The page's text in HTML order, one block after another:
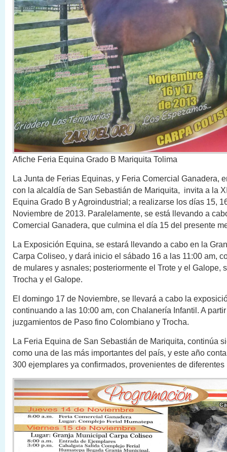
Afiche Feria Equina Grado B Mariquita Tolima
La Junta de Ferias Equinas, y Feria Comercial Ganadera,
con la alcaldía de San Sebastián de Mariquita, invita a la
Equina Grado B y Agroindustrial; a realizarse los días 15,
Noviembre de 2013. Paralelamente, se está llevando a
Comercial Ganadera, que culmina el día 15 del presente
La Exposición Equina, se estará llevando a cabo en la
Carpa Coliseo, y dará inicio el sábado 16 a las 11:00 am,
de mulares y asnales; posteriormente el Trote y el Galope,
Trocha y el Galope.
El domingo 17 de Noviembre, se llevará a cabo la
continuando a las 10:00 am, con Chalanería Infantil. A
juzgamientos de Paso fino Colombiano y Trocha.
La Feria Equina de San Sebastián de Mariquita, continúa
como una de las más importantes del país, y este año
300 ejemplares ya confirmados, provenientes de